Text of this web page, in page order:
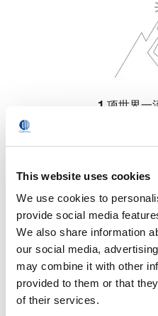
This website uses cookies
We use cookies to
provide social media
We also share information
our social media,
may combine it with other
provided to them or that
of their services.
1 项世界一
1个开